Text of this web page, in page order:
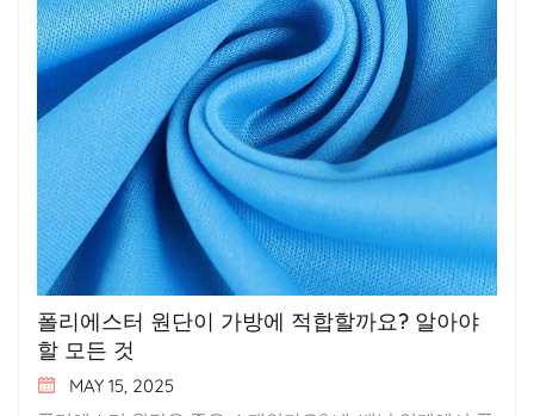
폴리에스터 원단이 가방에 적합할까요? 알아야
할 모든 것
MAY 15, 2025